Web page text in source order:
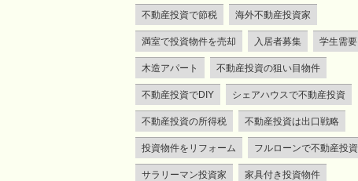
不動産投資で節税 海外不動産投資家
満室で投資物件を売却 入居者募集 学生需要
木造アパート 不動産投資の狙い目物件
不動産投資でDIY シェアハウスで不動産投資
不動産投資の所得税 不動産投資は出口戦略
投資物件をリフォーム フルローンで不動産投資
サラリーマン投資家 家具付き投資物件